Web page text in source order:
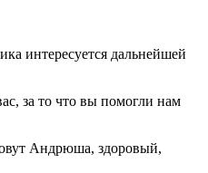
интересуется дальнейшей
за то что вы помогли нам
Андрюша, здоровый,